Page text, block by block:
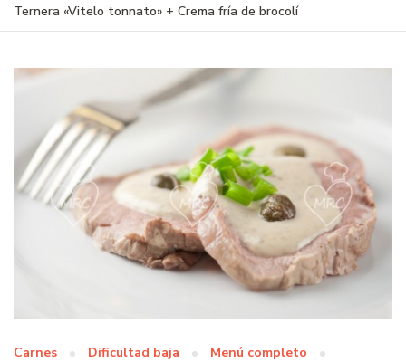
Ternera «Vitelo tonnato» + Crema fría de brocolí
Carnes Dificultad baja
Menú completo